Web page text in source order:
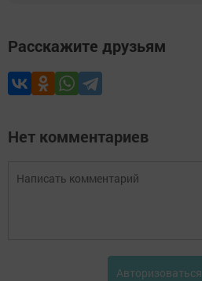
Расскажите друзьям
Нет комментариев
Авторизоваться